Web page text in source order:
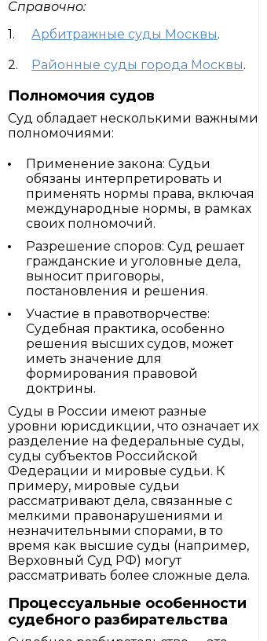
Справочно:
Арбитражные суды Москвы.
Районные суды города Москвы.
Полномочия судов
Суд обладает несколькими важными
полномочиями:
Применение закона: Судьи
обязаны интерпретировать и
применять нормы права, включая
международные нормы, в рамках
своих полномочий.
Разрешение споров: Суд решает
гражданские и уголовные дела,
выносит приговоры,
постановления и решения.
Участие в правотворчестве:
Судебная практика, особенно
решения высших судов, может
иметь значение для
формирования правовой
доктрины.
Суды в России имеют разные
уровни юрисдикции, что означает их
разделение на федеральные суды,
суды субъектов Российской
Федерации и мировые судьи. К
примеру, мировые судьи
рассматривают дела, связанные с
мелкими правонарушениями и
незначительными спорами, в то
время как высшие суды (например,
Верховный Суд РФ) могут
рассматривать более сложные дела.
Процессуальные особенности
судебного разбирательства